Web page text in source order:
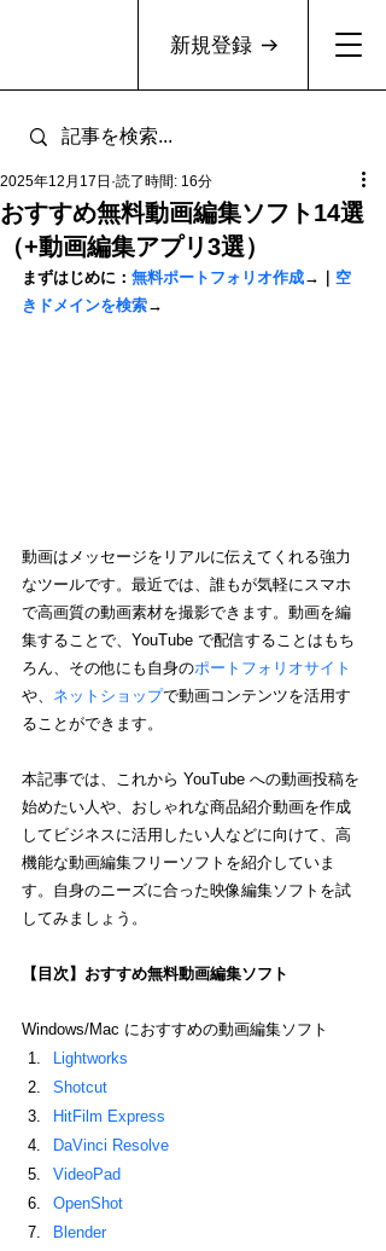
新規登録
おすすめ無料動画編集ソフト14選
（+動画編集アプリ3選）
2025年12月17日 読了時間: 16分
まずはじめに： 無料ポートフォリオ作成→｜ 空
きドメインを検索→
動画はメッセージをリアルに伝えてくれる強力
なツールです。最近では、誰もが気軽にスマホ
で高画質の動画素材を撮影できます。動画を編
集することで、YouTube で配信することはもち
ろん、その他にも自身のポートフォリオサイト
や、 ネットショップで動画コンテンツを活用す
ることができます。
本記事では、これから YouTube への動画投稿を
始めたい人や、おしゃれな商品紹介動画を作成
してビジネスに活用したい人などに向けて、高
機能な動画編集フリーソフトを紹介していま
す。自身のニーズに合った映像編集ソフトを試
してみましょう。
【目次】おすすめ無料動画編集ソフト
Windows/Mac におすすめの動画編集ソフト
Lightworks
Shotcut
HitFilm Express
DaVinci Resolve
VideoPad
OpenShot
Blender